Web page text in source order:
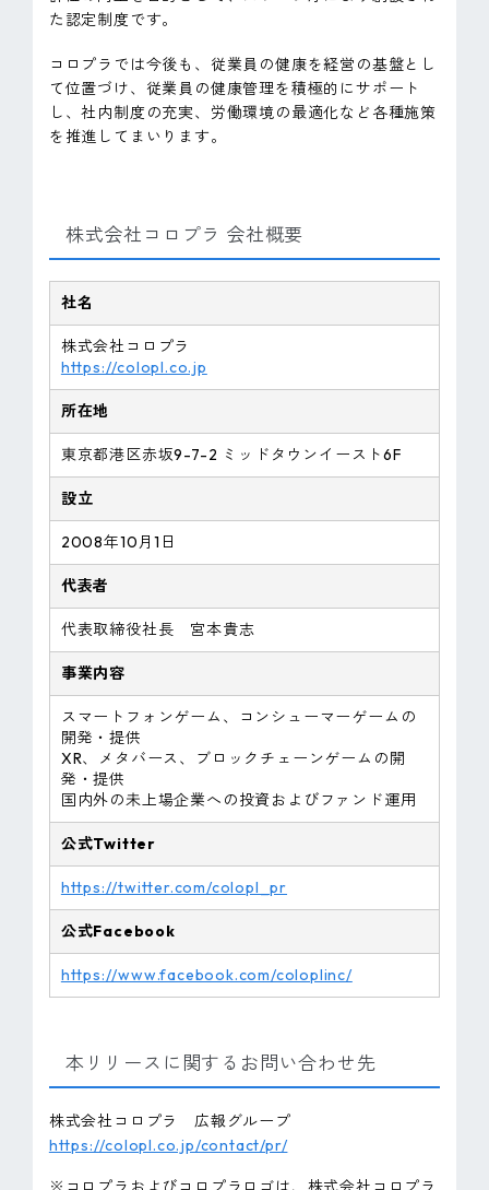
た認定制度です。
コロプラでは今後も、従業員の健康を経営の基盤とし
て位置づけ、従業員の健康管理を積極的にサポート
し、社内制度の充実、労働環境の最適化など各種施策
を推進してまいります。
株式会社コロプラ 会社概要
社名
株式会社コロプラ
https://colopl.co.jp
所在地
東京都港区赤坂9-7-2 ミッドタウンイースト6F
設立
2008年10月1日
代表者
代表取締役社長 宮本貴志
事業内容
スマートフォンゲーム、コンシューマーゲームの
開発・提供
XR、メタバース、ブロックチェーンゲームの開
発・提供
国内外の未上場企業への投資およびファンド運用
公式Twitter
https://twitter.com/colopl_pr
公式Facebook
https://www.facebook.com/coloplinc/
本リリースに関するお問い合わせ先
株式会社コロプラ 広報グループ
https://colopl.co.jp/contact/pr/